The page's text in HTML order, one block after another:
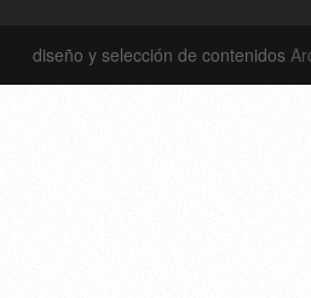
diseño y selección de contenidos